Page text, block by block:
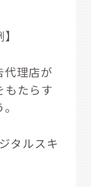
代理店が
もたらす
タルスキ